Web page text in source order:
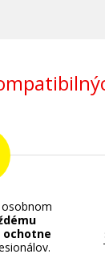
ochotne